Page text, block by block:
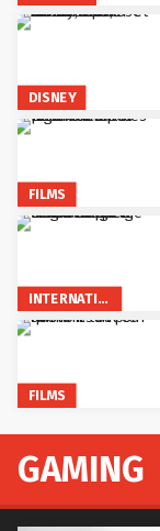
DISNEY
FILMS
INTERNATIONAL
FILMS
GAMING